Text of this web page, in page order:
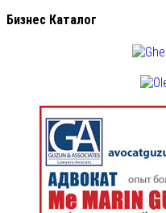
Бизнес Каталог